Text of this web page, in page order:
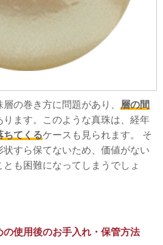
の巻き方に問題があり、
層の間
ります。このような真珠は、経年
ちてくるケースも見られます。 そ
状すら保てないため、価値がない
も困難になってしまうでしょ
使用後のお手入れ・保管方法